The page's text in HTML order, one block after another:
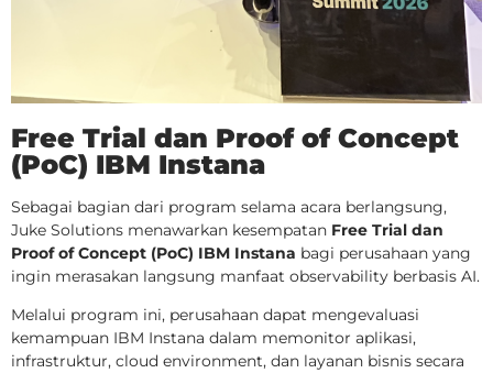
Free Trial dan Proof of Concept
(PoC) IBM Instana
Sebagai bagian dari program selama acara berlangsung,
Juke Solutions menawarkan kesempatan Free Trial dan
Proof of Concept (PoC) IBM Instana bagi perusahaan yang
ingin merasakan langsung manfaat observability berbasis AI.
Melalui program ini, perusahaan dapat mengevaluasi
kemampuan IBM Instana dalam memonitor aplikasi,
infrastruktur, cloud environment, dan layanan bisnis secara